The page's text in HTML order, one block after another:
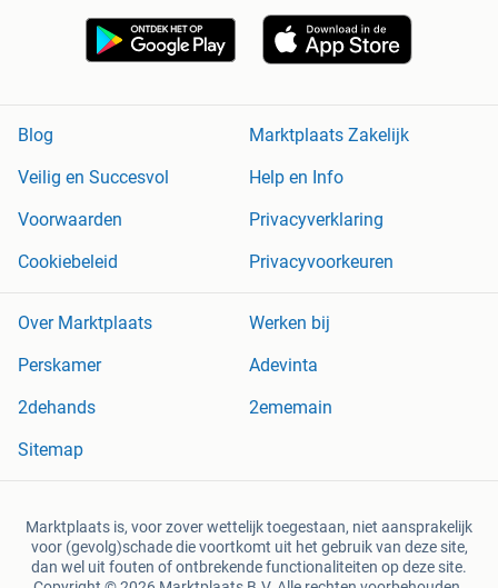
Blog
Marktplaats Zakelijk
Veilig en Succesvol
Help en Info
Voorwaarden
Privacyverklaring
Cookiebeleid
Privacyvoorkeuren
Over Marktplaats
Werken bij
Perskamer
Adevinta
2dehands
2ememain
Sitemap
Marktplaats is, voor zover wettelijk toegestaan, niet aansprakelijk
voor (gevolg)schade die voortkomt uit het gebruik van deze site,
dan wel uit fouten of ontbrekende functionaliteiten op deze site.